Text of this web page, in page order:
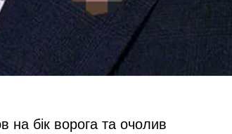
бік ворога та очолив